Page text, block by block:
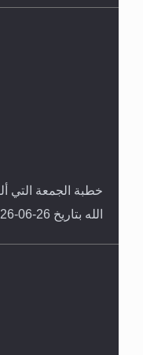
خطبة الجمعة التي
الله بتاريخ 26-06-2026